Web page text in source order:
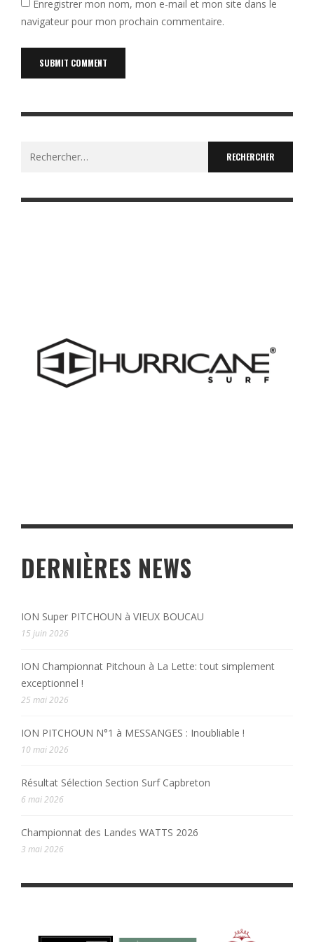
Enregistrer mon nom, mon e-mail et mon site dans le
navigateur pour mon prochain commentaire.
DERNIÈRES NEWS
ION Super PITCHOUN à VIEUX BOUCAU
15 juin 2026
ION Championnat Pitchoun à La Lette: tout simplement
exceptionnel !
25 mai 2026
ION PITCHOUN N°1 à MESSANGES : Inoubliable !
10 mai 2026
Résultat Sélection Section Surf Capbreton
6 mai 2026
Championnat des Landes WATTS 2026
3 mai 2026